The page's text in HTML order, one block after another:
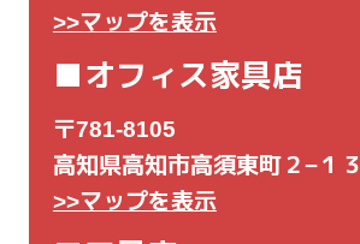
>>マップを表示
■オフィス家具店
〒781-8105
高知県高知市高須東町２−１３
>>マップを表示